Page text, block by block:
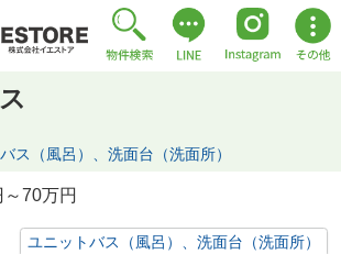
ス（風呂）、洗面台（洗面所）
70万円
ユニットバス（風呂）、洗面台（洗面所）